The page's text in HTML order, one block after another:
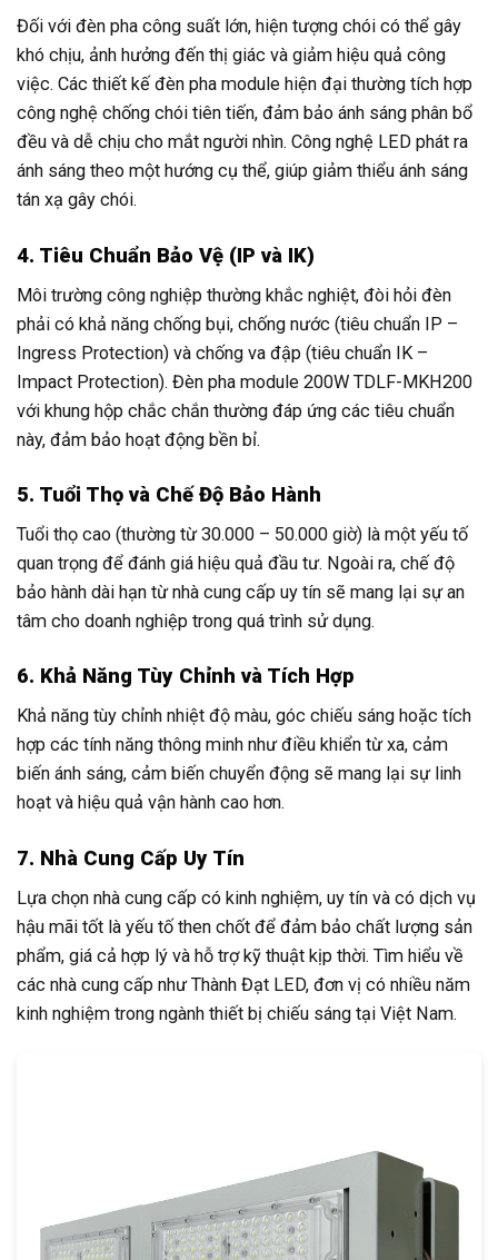
Đối với đèn pha công suất lớn, hiện tượng chói có thể gây
khó chịu, ảnh hưởng đến thị giác và giảm hiệu quả công
việc. Các thiết kế đèn pha module hiện đại thường tích hợp
công nghệ chống chói tiên tiến, đảm bảo ánh sáng phân bổ
đều và dễ chịu cho mắt người nhìn. Công nghệ LED phát ra
ánh sáng theo một hướng cụ thể, giúp giảm thiểu ánh sáng
tán xạ gây chói.
4. Tiêu Chuẩn Bảo Vệ (IP và IK)
Môi trường công nghiệp thường khắc nghiệt, đòi hỏi đèn
phải có khả năng chống bụi, chống nước (tiêu chuẩn IP –
Ingress Protection) và chống va đập (tiêu chuẩn IK –
Impact Protection). Đèn pha module 200W TDLF-MKH200
với khung hộp chắc chắn thường đáp ứng các tiêu chuẩn
này, đảm bảo hoạt động bền bỉ.
5. Tuổi Thọ và Chế Độ Bảo Hành
Tuổi thọ cao (thường từ 30.000 – 50.000 giờ) là một yếu tố
quan trọng để đánh giá hiệu quả đầu tư. Ngoài ra, chế độ
bảo hành dài hạn từ nhà cung cấp uy tín sẽ mang lại sự an
tâm cho doanh nghiệp trong quá trình sử dụng.
6. Khả Năng Tùy Chỉnh và Tích Hợp
Khả năng tùy chỉnh nhiệt độ màu, góc chiếu sáng hoặc tích
hợp các tính năng thông minh như điều khiển từ xa, cảm
biến ánh sáng, cảm biến chuyển động sẽ mang lại sự linh
hoạt và hiệu quả vận hành cao hơn.
7. Nhà Cung Cấp Uy Tín
Lựa chọn nhà cung cấp có kinh nghiệm, uy tín và có dịch vụ
hậu mãi tốt là yếu tố then chốt để đảm bảo chất lượng sản
phẩm, giá cả hợp lý và hỗ trợ kỹ thuật kịp thời. Tìm hiểu về
các nhà cung cấp như Thành Đạt LED, đơn vị có nhiều năm
kinh nghiệm trong ngành thiết bị chiếu sáng tại Việt Nam.